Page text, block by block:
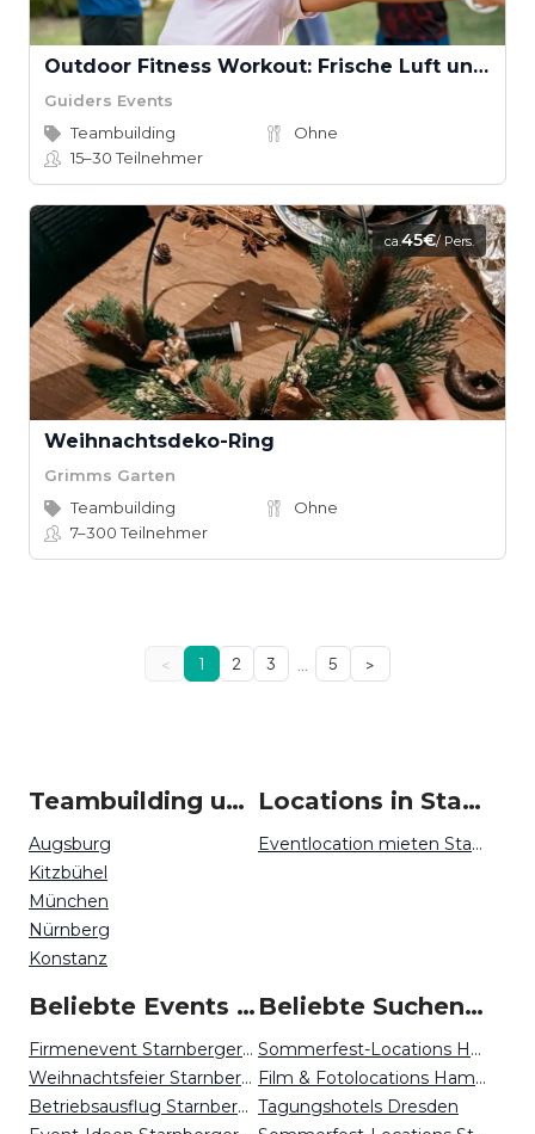
Outdoor Fitness Workout: Frische Luft und Fitness in der Natur
Guiders Events
Teambuilding
Ohne
15–30Teilnehmer
ca.45€/ Pers.
Weihnachtsdeko-Ring
Grimms Garten
Teambuilding
Ohne
7–300Teilnehmer
< 1 2 3 … 5 >
Teambuilding um Starnberger See
Augsburg
Kitzbühel
München
Nürnberg
Konstanz
Locations in Starnberger See mieten
Eventlocation mieten Starnberger-See
Beliebte Events in Starnberger See
Firmenevent Starnberger-See
Weihnachtsfeier Starnberger-See
Betriebsausflug Starnberger-See
Beliebte Suchen auf Event Inc
Sommerfest-Locations Hamburg
Film & Fotolocations Hamburg
Tagungshotels Dresden